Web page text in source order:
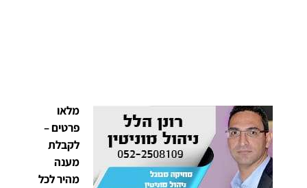
מלאו
פרטים –
לקבלת
מענה
מהיר לכל